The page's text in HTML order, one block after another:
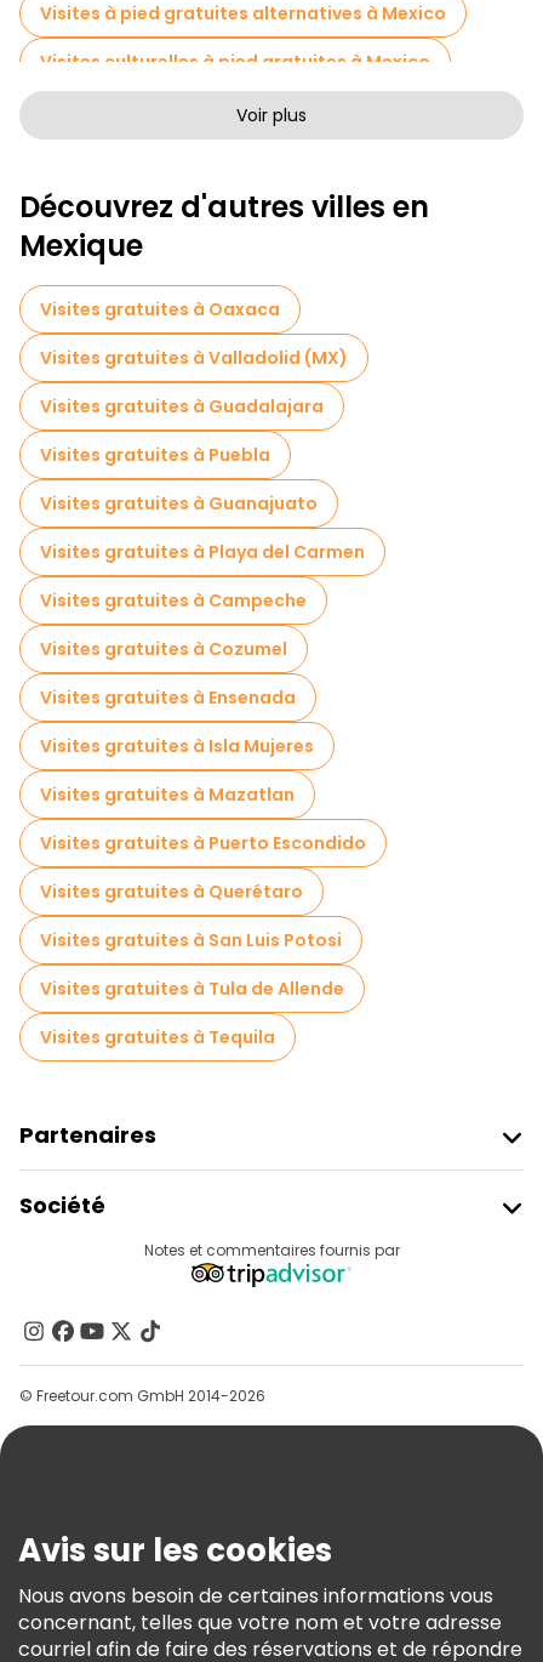
Visites à pied gratuites alternatives à Mexico
Visites culturelles à pied gratuites à Mexico
Visites à pied sans art à Mexico
Activités sportives à Mexico
Visites autoguidées en Mexico
Musées en Mexico
Visite gratuite de la vieille ville à Mexico
Visites de marchés en Mexico
Visites de dégustation locales à Mexico
Tours de Noël dans Mexico
Excursions d'une journée gratuites à Mexico
Visites nocturnes gratuites à Mexico
Tours à vélo à Mexico
Visites gastronomiques à Mexico
Visites gratuites à proximité Palacio de Bellas Artes
Visites gratuites à proximité Frida Kahlo Museum
Voir plus
Découvrez d'autres villes en
Mexique
Visites gratuites à Oaxaca
Visites gratuites à Valladolid (MX)
Visites gratuites à Guadalajara
Visites gratuites à Puebla
Visites gratuites à Guanajuato
Visites gratuites à Playa del Carmen
Visites gratuites à Campeche
Visites gratuites à Cozumel
Visites gratuites à Ensenada
Visites gratuites à Isla Mujeres
Visites gratuites à Mazatlan
Visites gratuites à Puerto Escondido
Visites gratuites à Querétaro
Visites gratuites à San Luis Potosi
Visites gratuites à Tula de Allende
Visites gratuites à Tequila
Partenaires
Connexion Du Fournisseur
Programme D’affiliation
Société
Contactez-Nous
Groupes
Aide
Conditions Générales Et Mentions Légales
Politique En Matière De Cookies
Freetour Prix
Notes et commentaires fournis par
© Freetour.com GmbH 2014-2026
Avis sur les cookies
Nous avons besoin de certaines informations vous
concernant, telles que votre nom et votre adresse
courriel afin de faire des réservations et de répondre